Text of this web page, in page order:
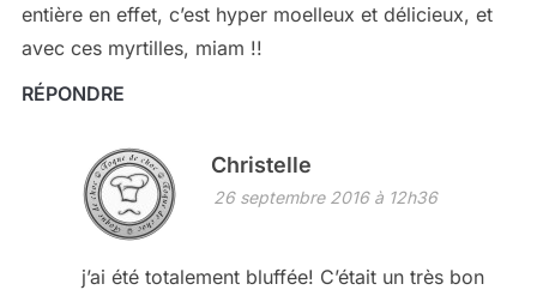
entière en effet, c’est hyper moelleux et délicieux, et
avec ces myrtilles, miam !!
RÉPONDRE
Christelle
26 septembre 2016 à 12h36
j’ai été totalement bluffée! C’était un très bon